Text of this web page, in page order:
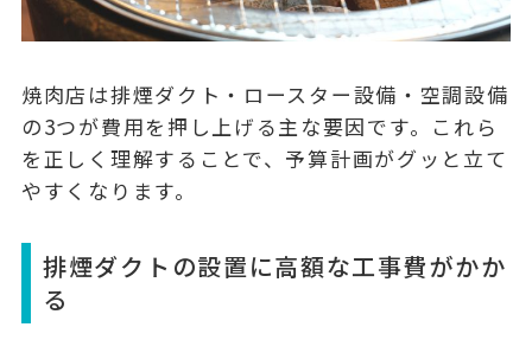
焼肉店は排煙ダクト・ロースター設備・空調設備
の3つが費用を押し上げる主な要因です。これら
を正しく理解することで、予算計画がグッと立て
やすくなります。
排煙ダクトの設置に高額な工事費がかか
る